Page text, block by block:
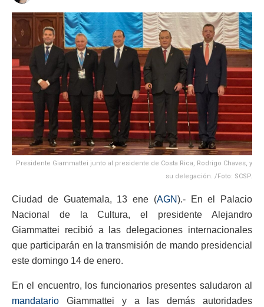
Presidente Giammattei junto al presidente de Costa Rica, Rodrigo Chaves, y
su delegación. /Foto: SCSP.
Ciudad de Guatemala, 13 ene (AGN).- En el Palacio
Nacional de la Cultura, el presidente Alejandro
Giammattei recibió a las delegaciones internacionales
que participarán en la transmisión de mando presidencial
este domingo 14 de enero.
En el encuentro, los funcionarios presentes saludaron al
mandatario Giammattei y a las demás autoridades